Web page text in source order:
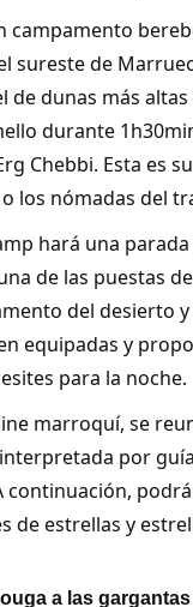
campamento
sureste de
de dunas más
durante
Chebbi. Esta es
los nómadas del
hará una
de las puestas
del desierto
equipadas y
para la noche.
marroquí, se
por
continuación,
de estrellas y
a las